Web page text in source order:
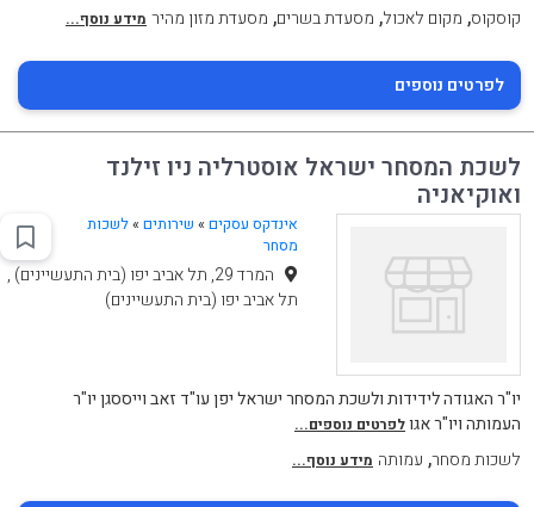
קוסקוס, מקום לאכול, מסעדת בשרים, מסעדת מזון מהיר מידע נוסף...
לפרטים נוספים
לשכת המסחר ישראל אוסטרליה ניו זילנד
ואוקיאניה
אינדקס עסקים » שירותים»לשכות
מסחר
המרד 29, תל אביב יפו (בית התעשיינים) ,
תל אביב יפו (בית התעשיינים)
יו"ר האגודה לידידות ולשכת המסחר ישראל יפן עו"ד זאב וייססגן יו"ר
העמותה ויו"ר אגולפרטים נוספים...
לשכות מסחר, עמותה מידע נוסף...